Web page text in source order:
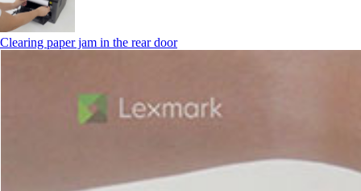
Clearing paper jam in the rear door